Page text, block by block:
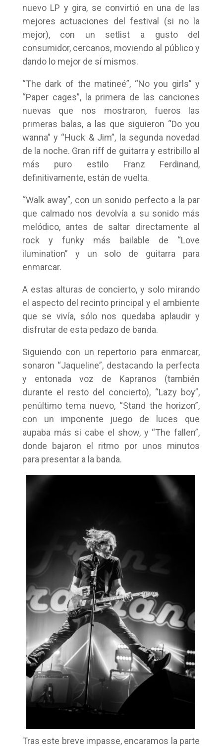
nuevo LP y gira, se convirtió en una de las
mejores actuaciones del festival (si no la
mejor), con un setlist a gusto del
consumidor, cercanos, moviendo al público y
dando lo mejor de sí mismos.
“The dark of the matineé”, “No you girls” y
“Paper cages”, la primera de las canciones
nuevas que nos mostraron, fueros las
primeras balas, a las que siguieron “Do you
wanna” y “Huck & Jim”, la segunda novedad
de la noche. Gran riff de guitarra y estribillo al
más puro estilo Franz Ferdinand,
definitivamente, están de vuelta.
“Walk away”, con un sonido perfecto a la par
que calmado nos devolvía a su sonido más
melódico, antes de saltar directamente al
rock y funky más bailable de “Love
ilumination” y un solo de guitarra para
enmarcar.
A estas alturas de concierto, y solo mirando
el aspecto del recinto principal y el ambiente
que se vivía, sólo nos quedaba aplaudir y
disfrutar de esta pedazo de banda.
Siguiendo con un repertorio para enmarcar,
sonaron “Jaqueline”, destacando la perfecta
y entonada voz de Kapranos (también
durante el resto del concierto), “Lazy boy”,
penúltimo tema nuevo, “Stand the horizon”,
con un imponente juego de luces que
aupaba más si cabe el show, y “The fallen”,
donde bajaron el ritmo por unos minutos
para presentar a la banda.
Tras este breve impasse, encaramos la parte